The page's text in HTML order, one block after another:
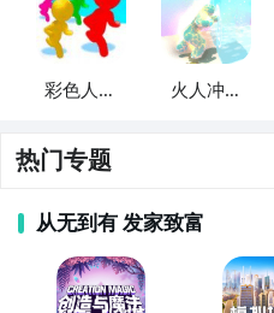
彩色人冲
火人冲冲
热门专题
从无到有 发家致富